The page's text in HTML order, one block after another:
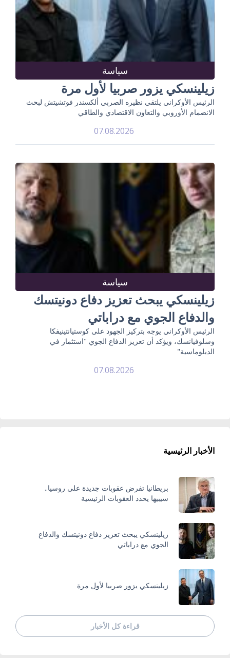
سياسة
زيلينسكي يزور صربيا لأول مرة
الرئيس الأوكراني يلتقي نظيره الصربي ألكسندر فوتشيتش لبحث
الانضمام الأوروبي والتعاون الاقتصادي والطاقي
07.08.2026
سياسة
زيلينسكي يبحث تعزيز دفاع دونيتسك
والدفاع الجوي مع دراباتي
الرئيس الأوكراني يوجه بتركيز الجهود على كوستيانتينيفكا
وسلوفيانسك، ويؤكد أن تعزيز الدفاع الجوي "استثمار في
الدبلوماسية"
07.08.2026
الأخبار الرئيسية
بريطانيا تفرض عقوبات جديدة على روسيا..
سيبيها يحدد العقوبات الرئيسية
زيلينسكي يبحث تعزيز دفاع دونيتسك والدفاع
الجوي مع دراباتي
زيلينسكي يزور صربيا لأول مرة
قراءة كل الأخبار